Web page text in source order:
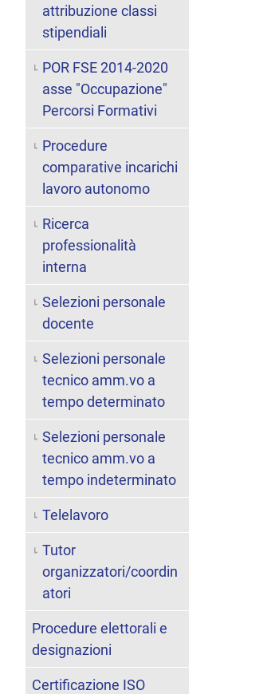
attribuzione classi
stipendiali
POR FSE 2014-2020
asse "Occupazione"
Percorsi Formativi
Procedure
comparative incarichi
lavoro autonomo
Ricerca
professionalità
interna
Selezioni personale
docente
Selezioni personale
tecnico amm.vo a
tempo determinato
Selezioni personale
tecnico amm.vo a
tempo indeterminato
Telelavoro
Tutor
organizzatori/coordin
atori
Procedure elettorali e
designazioni
Certificazione ISO